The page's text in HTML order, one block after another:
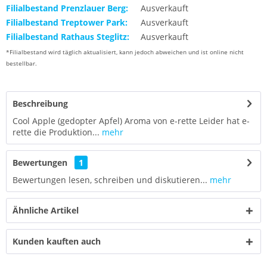
Filialbestand Prenzlauer Berg:
Ausverkauft
Filialbestand Treptower Park:
Ausverkauft
Filialbestand Rathaus Steglitz:
Ausverkauft
*Filialbestand wird täglich aktualisiert, kann jedoch abweichen und ist online nicht
bestellbar.
Beschreibung
Cool Apple (gedopter Apfel) Aroma von e-rette Leider hat e-
rette die Produktion... mehr
Bewertungen
1
Bewertungen lesen, schreiben und diskutieren... mehr
Ähnliche Artikel
Kunden kauften auch